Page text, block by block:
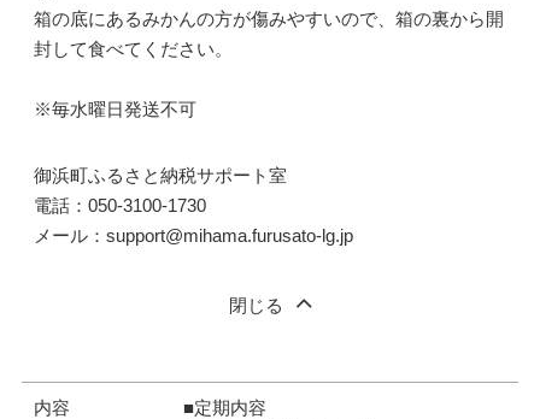
箱の底にあるみかんの方が傷みやすいので、箱の裏から開
封して食べてください。
※毎水曜日発送不可
御浜町ふるさと納税サポート室
電話：050-3100-1730
メール：support@mihama.furusato-lg.jp
閉じる
内容
■定期内容